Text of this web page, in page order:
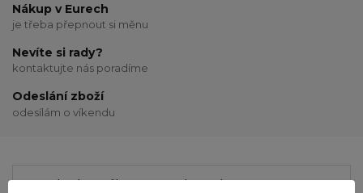
Nákup v Eurech
je třeba přepnout si měnu
Nevíte si rady?
kontaktujte nás poradíme
Odeslání zboží
odesílám o víkendu
Kompletní specifikace Hodnocení 0